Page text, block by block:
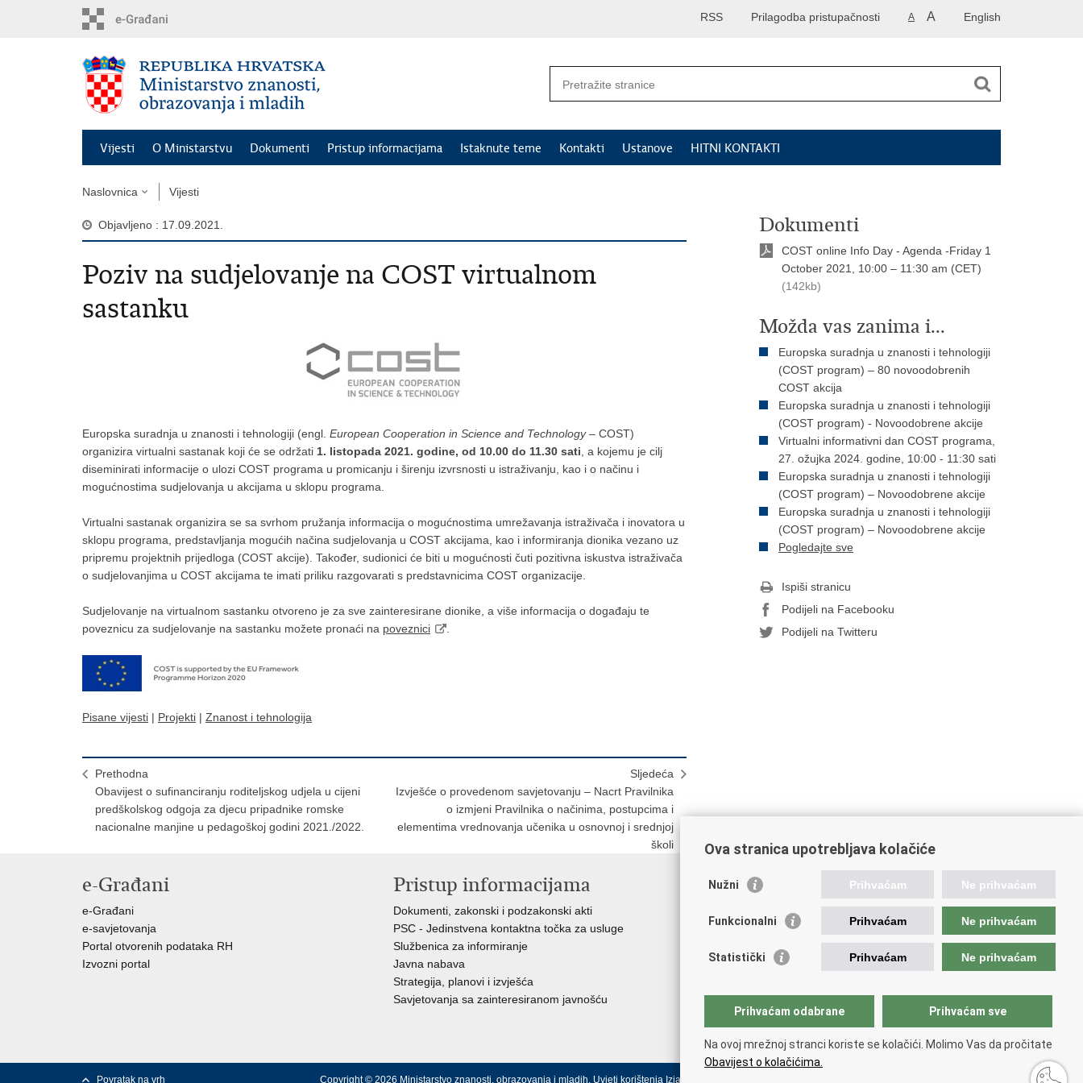
English
A A
Prilagodba pristupačnosti
RSS
Vijesti O Ministarstvu Dokumenti Pristup informacijama Istaknute teme Kontakti Ustanove HITNI KONTAKTI
Naslovnica Vijesti
Objavljeno : 17.09.2021.
Poziv na sudjelovanje na COST virtualnom
sastanku
Europska suradnja u znanosti i tehnologiji (engl. European Cooperation in Science and Technology– COST)
organizira virtualni sastanak koji će se održati 1. listopada 2021. godine, od 10.00 do 11.30 sati , a kojemu je cilj
diseminirati informacije o ulozi COST programa u promicanju i širenju izvrsnosti u istraživanju, kao i o načinu i
mogućnostima sudjelovanja u akcijama u sklopu programa.
Virtualni sastanak organizira se sa svrhom pružanja informacija o mogućnostima umrežavanja istraživača i inovatora u
sklopu programa, predstavljanja mogućih načina sudjelovanja u COST akcijama, kao i informiranja dionika vezano uz
pripremu projektnih prijedloga (COST akcije). Također, sudionici će biti u mogućnosti čuti pozitivna iskustva istraživača
o sudjelovanjima u COST akcijama te imati priliku razgovarati s predstavnicima COST organizacije.
Sudjelovanje na virtualnom sastanku otvoreno je za sve zainteresirane dionike, a više informacija o događaju te
poveznicu za sudjelovanje na sastanku možete pronaći na poveznici
Pisane vijesti | Projekti | Znanost i tehnologija
Prethodna
Obavijest o sufinanciranju roditeljskog udjela u cijeni
predškolskog odgoja za djecu pripadnike romske
nacionalne manjine u pedagoškoj godini 2021./2022.
Sljedeća
Izvješće o provedenom savjetovanju – Nacrt Pravilnika
o izmjeni Pravilnika o načinima, postupcima i
elementima vrednovanja učenika u osnovnoj i srednjoj
školi
Dokumenti
COST online Info Day - Agenda -Friday 1
October 2021, 10:00 – 11:30 am (CET)
(142kb)
Možda vas zanima i...
Europska suradnja u znanosti i tehnologiji
(COST program) – 80 novoodobrenih
COST akcija
Europska suradnja u znanosti i tehnologiji
(COST program) - Novoodobrene akcije
Virtualni informativni dan COST programa,
27. ožujka 2024. godine, 10:00 - 11:30 sati
Europska suradnja u znanosti i tehnologiji
(COST program) – Novoodobrene akcije
Europska suradnja u znanosti i tehnologiji
(COST program) – Novoodobrene akcije
Pogledajte sve
Ispiši stranicu
Podijeli na Facebooku
Podijeli na Twitteru
e-Građani
e-Građani
e-savjetovanja
Portal otvorenih podataka RH
Izvozni portal
Pristup informacijama
Dokumenti, zakonski i podzakonski akti
PSC - Jedinstvena kontaktna točka za usluge
Službenica za informiranje
Javna nabava
Strategija, planovi i izvješća
Savjetovanja sa zainteresiranom javnošću
Korisne poveznice
AZOO
AMPEU
NCVVO
Povratak na vrh Copyright © 2026 Ministarstvo znanosti, obrazovanja i mladih. Uvjeti korištenja Izjava o pristupačnosti
Ova stranica upotrebljava kolačiće
Nužni Prihvaćam Ne prihvaćam
Funkcionalni Prihvaćam Ne prihvaćam
Statistički Prihvaćam Ne prihvaćam
Prihvaćam odabrane Prihvaćam sve
Na ovoj mrežnoj stranci koriste se kolačići. Molimo Vas da pročitate
Obavijest o kolačićima.